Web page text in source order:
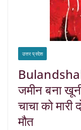
उत्तर प्रदेश
जमीन बना
चाचा को मारी
मौत